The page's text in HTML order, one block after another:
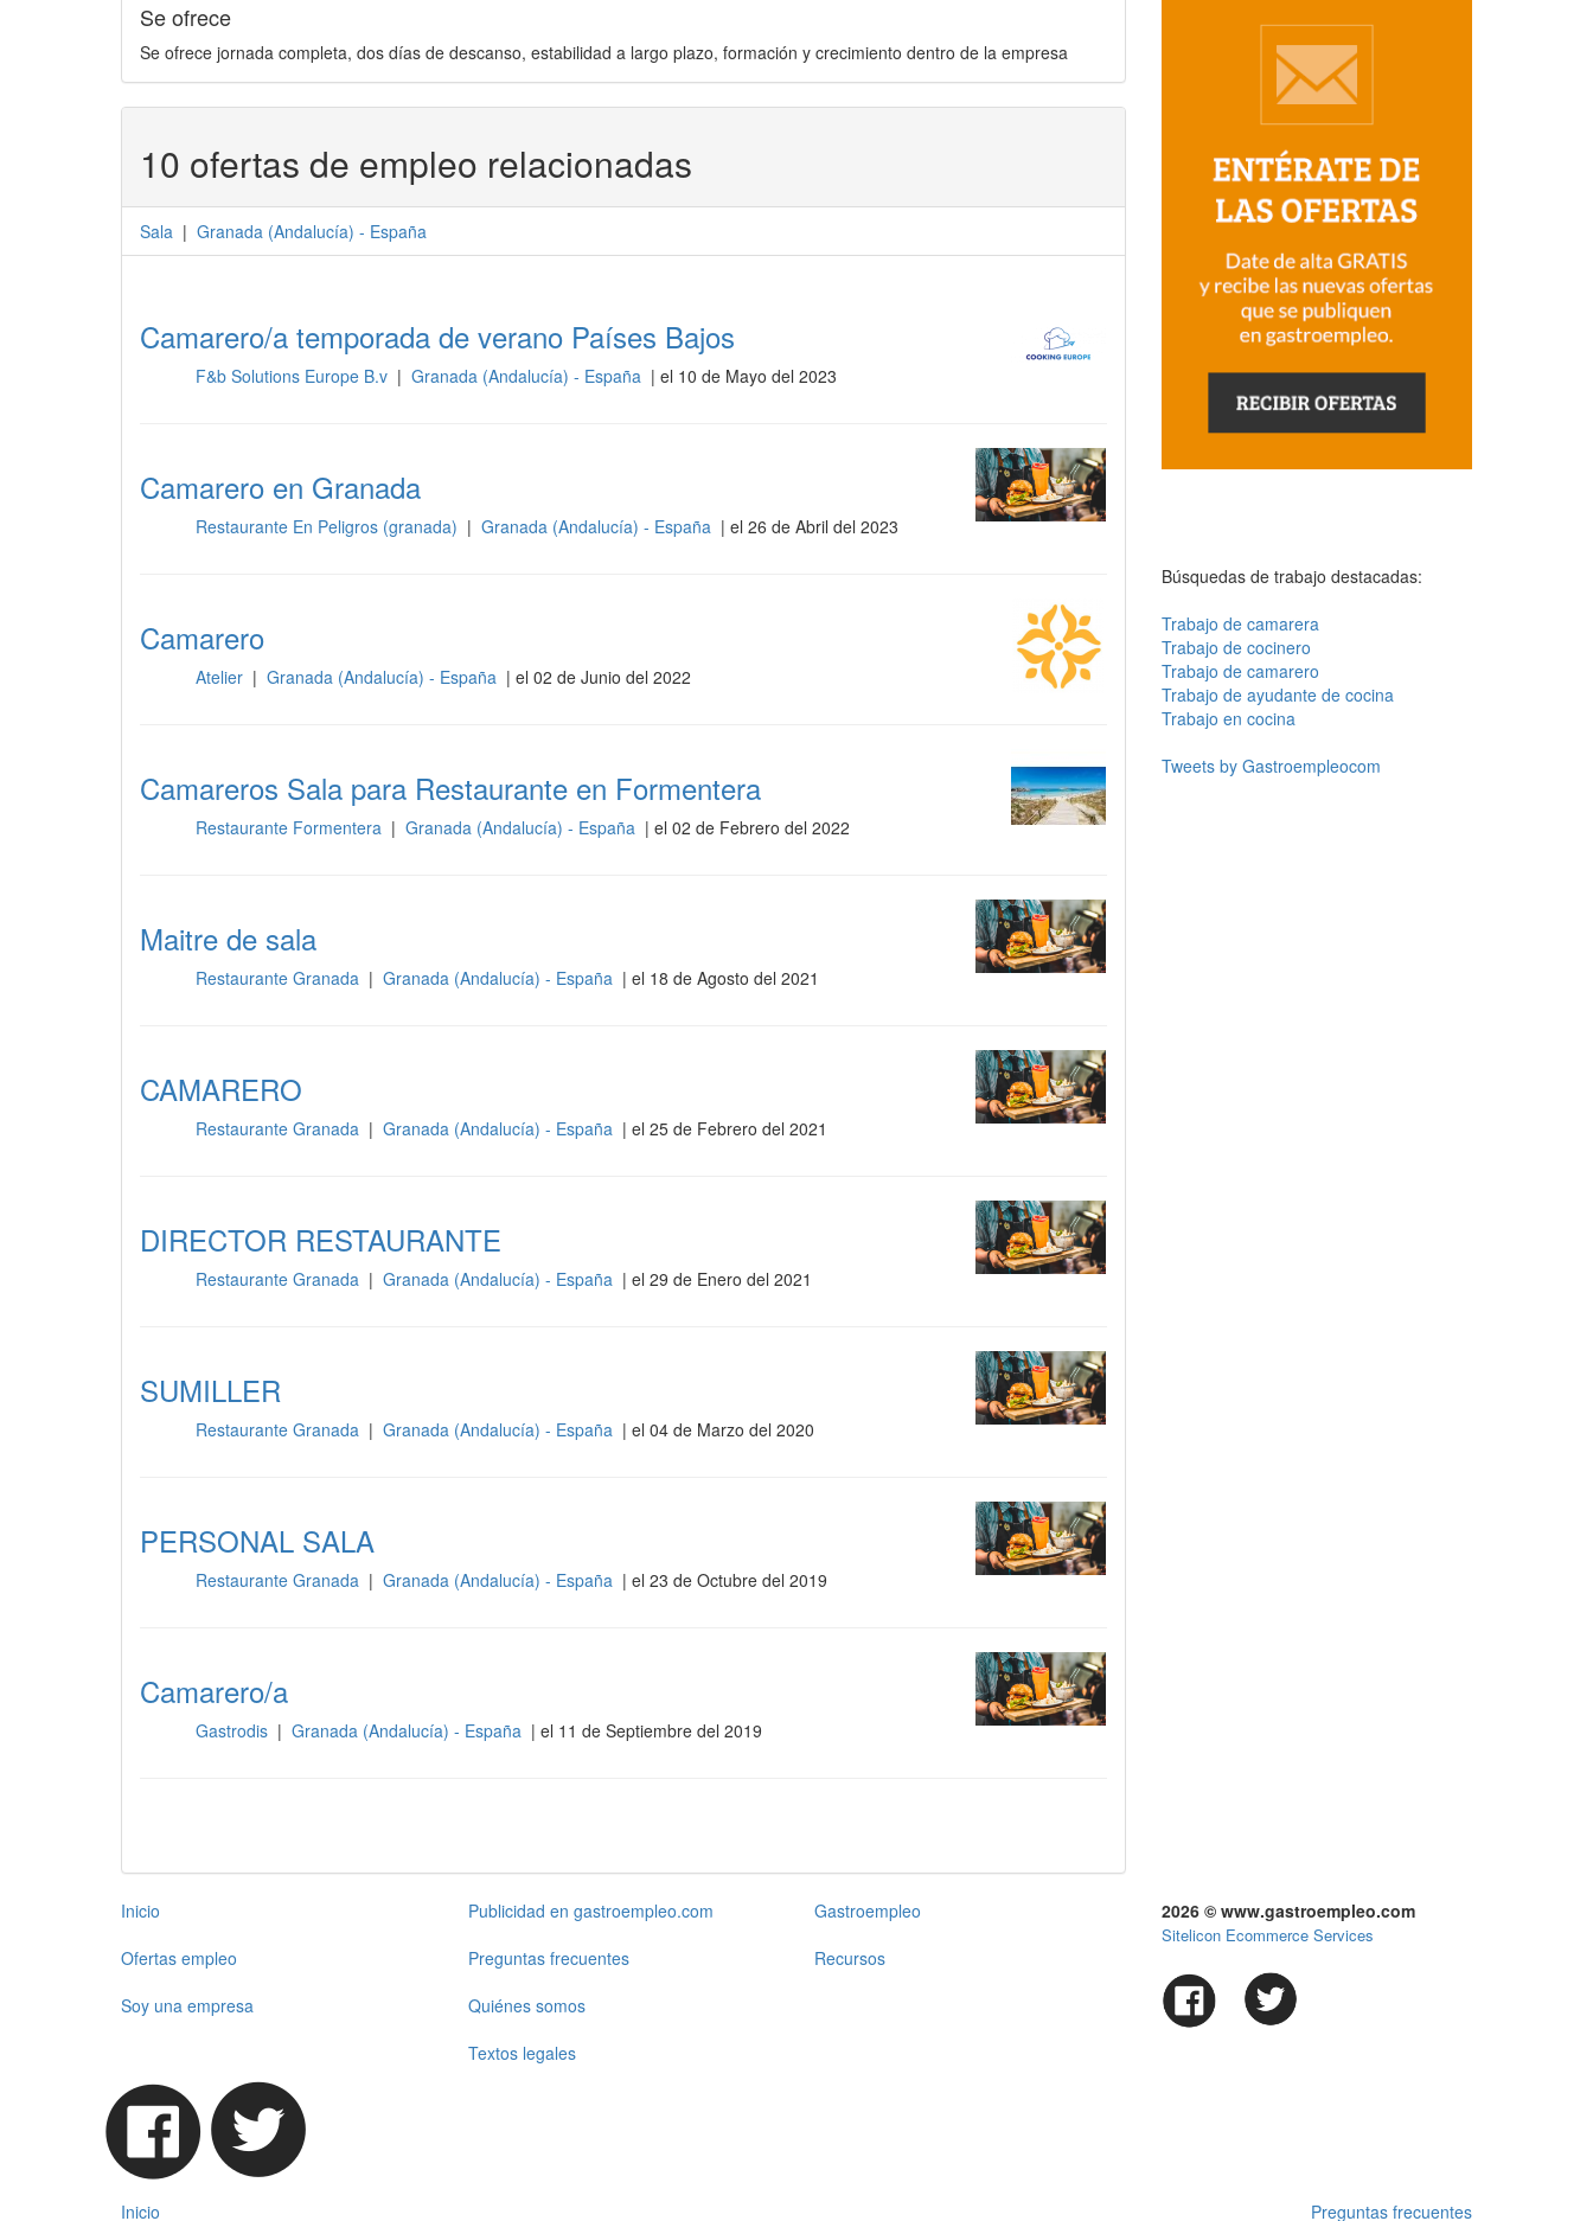
Se ofrece
Se ofrece jornada completa, dos días de descanso, estabilidad a largo plazo, formación y crecimiento dentro de la empresa
10 ofertas de empleo relacionadas
Sala | Granada (Andalucía) - España
Camarero/a temporada de verano Países Bajos
F&b Solutions Europe B.v | Granada (Andalucía) - España | el 10 de Mayo del 2023
Camarero en Granada
Restaurante En Peligros (granada) | Granada (Andalucía) - España | el 26 de Abril del 2023
Camarero
Atelier | Granada (Andalucía) - España | el 02 de Junio del 2022
Camareros Sala para Restaurante en Formentera
Restaurante Formentera | Granada (Andalucía) - España | el 02 de Febrero del 2022
Maitre de sala
Restaurante Granada | Granada (Andalucía) - España | el 18 de Agosto del 2021
CAMARERO
Restaurante Granada | Granada (Andalucía) - España | el 25 de Febrero del 2021
DIRECTOR RESTAURANTE
Restaurante Granada | Granada (Andalucía) - España | el 29 de Enero del 2021
SUMILLER
Restaurante Granada | Granada (Andalucía) - España | el 04 de Marzo del 2020
PERSONAL SALA
Restaurante Granada | Granada (Andalucía) - España | el 23 de Octubre del 2019
Camarero/a
Gastrodis | Granada (Andalucía) - España | el 11 de Septiembre del 2019
Búsquedas de trabajo destacadas:
Trabajo de camarera
Trabajo de cocinero
Trabajo de camarero
Trabajo de ayudante de cocina
Trabajo en cocina
Tweets by Gastroempleocom
Inicio
Ofertas empleo
Soy una empresa
Publicidad en gastroempleo.com
Preguntas frecuentes
Quiénes somos
Textos legales
Gastroempleo
Recursos
2026 © www.gastroempleo.com
Sitelicon Ecommerce Services
Inicio Preguntas frecuentes